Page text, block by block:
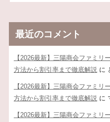
最近のコメント
【2026最新】三陽商会ファミリ
方法から割引率まで徹底解説 に
【2026最新】三陽商会ファミリ
方法から割引率まで徹底解説 に
【2026最新】三陽商会ファミリ